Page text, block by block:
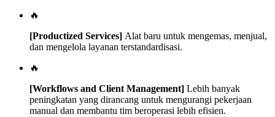
🔥
[Productized Services] Alat baru untuk mengemas, menjual,
dan mengelola layanan terstandardisasi.
🔥
[Workflows and Client Management] Lebih banyak
peningkatan yang dirancang untuk mengurangi pekerjaan
manual dan membantu tim beroperasi lebih efisien.